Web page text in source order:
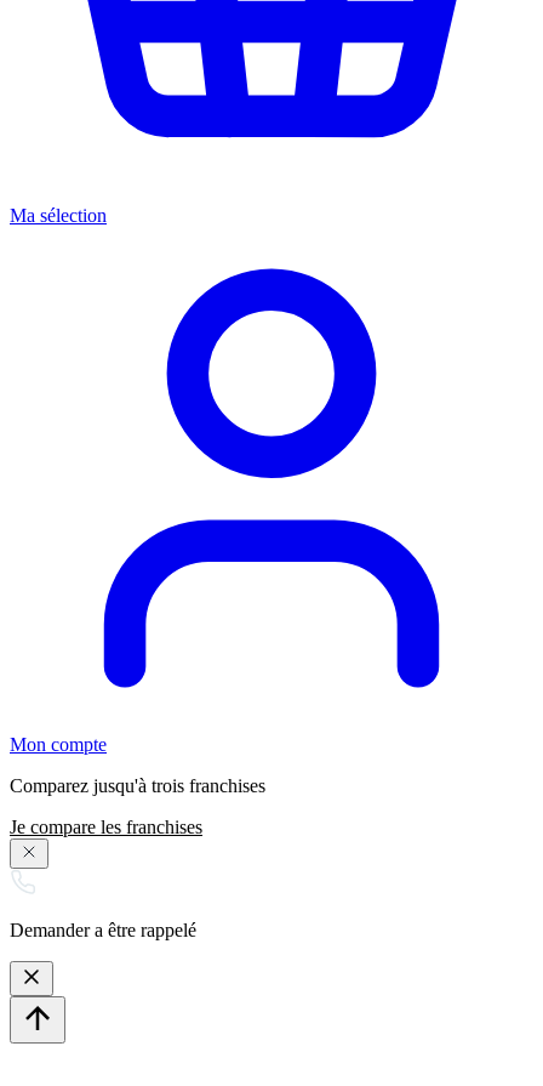
Ma sélection
Mon compte
Comparez jusqu'à trois franchises
Je compare les franchises
Demander a être rappelé